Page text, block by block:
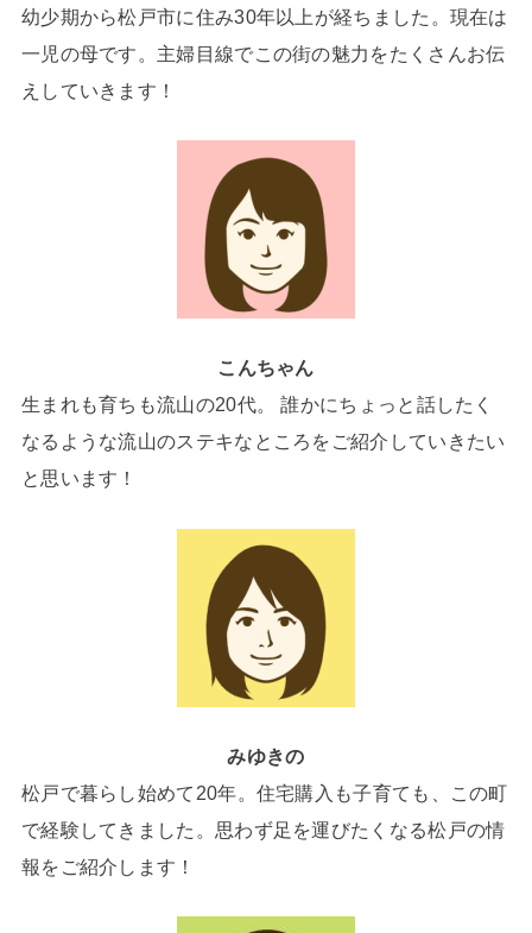
幼少期から松戸市に住み30年以上が経ちました。現在は
一児の母です。主婦目線でこの街の魅力をたくさんお伝
えしていきます！
こんちゃん
生まれも育ちも流山の20代。 誰かにちょっと話したく
なるような流山のステキなところをご紹介していきたい
と思います！
みゆきの
松戸で暮らし始めて20年。住宅購入も子育ても、この町
で経験してきました。思わず足を運びたくなる松戸の情
報をご紹介します！